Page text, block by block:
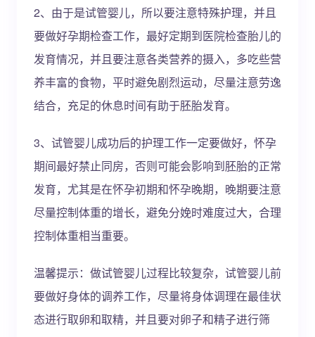
2、由于是试管婴儿，所以要注意特殊护理，并且
要做好孕期检查工作，最好定期到医院检查胎儿的
发育情况，并且要注意各类营养的摄入，多吃些营
养丰富的食物，平时避免剧烈运动，尽量注意劳逸
结合，充足的休息时间有助于胚胎发育。
3、试管婴儿成功后的护理工作一定要做好，怀孕
期间最好禁止同房，否则可能会影响到胚胎的正常
发育，尤其是在怀孕初期和怀孕晚期，晚期要注意
尽量控制体重的增长，避免分娩时难度过大，合理
控制体重相当重要。
温馨提示：做试管婴儿过程比较复杂，试管婴儿前
要做好身体的调养工作，尽量将身体调理在最佳状
态进行取卵和取精，并且要对卵子和精子进行筛